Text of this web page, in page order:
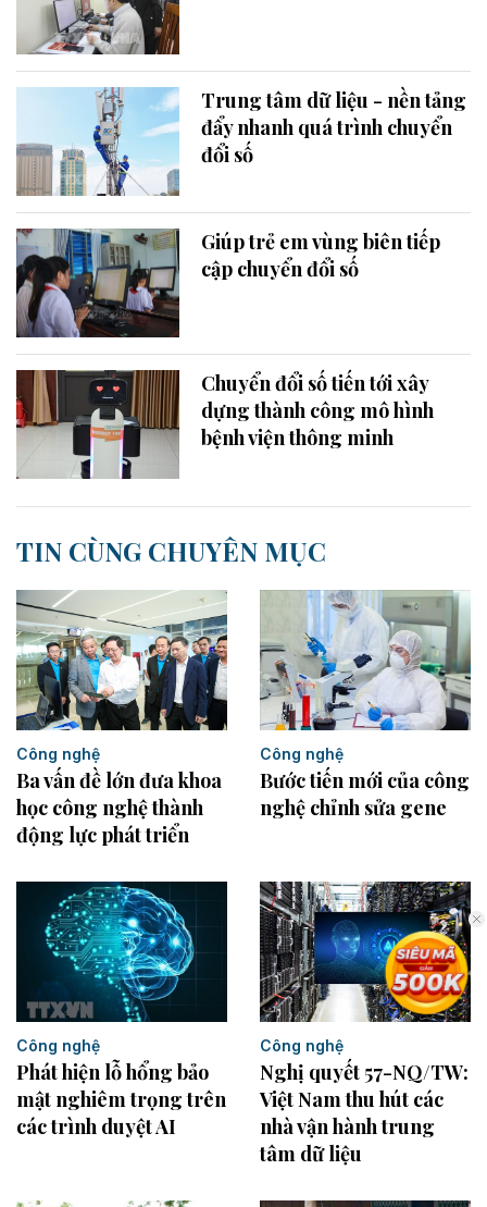
Trung tâm dữ liệu - nền tảng
đẩy nhanh quá trình chuyển
đổi số
Giúp trẻ em vùng biên tiếp
cập chuyển đổi số
Chuyển đổi số tiến tới xây
dựng thành công mô hình
bệnh viện thông minh
TIN CÙNG CHUYÊN MỤC
Công nghệ
Ba vấn đề lớn đưa khoa
học công nghệ thành
động lực phát triển
Công nghệ
Bước tiến mới của công
nghệ chỉnh sửa gene
Công nghệ
Phát hiện lỗ hổng bảo
mật nghiêm trọng trên
các trình duyệt AI
Công nghệ
Nghị quyết 57-NQ/TW:
Việt Nam thu hút các
nhà vận hành trung
tâm dữ liệu